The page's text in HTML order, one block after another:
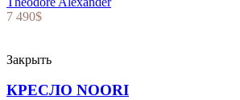
7 490$
Закрыть
КРЕСЛО NOORI